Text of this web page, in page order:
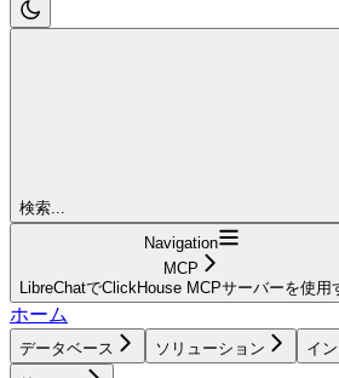
検索...
Navigation
MCP
LibreChatでClickHouse MCPサーバーを使用
ホーム
データベース ソリューション
イ